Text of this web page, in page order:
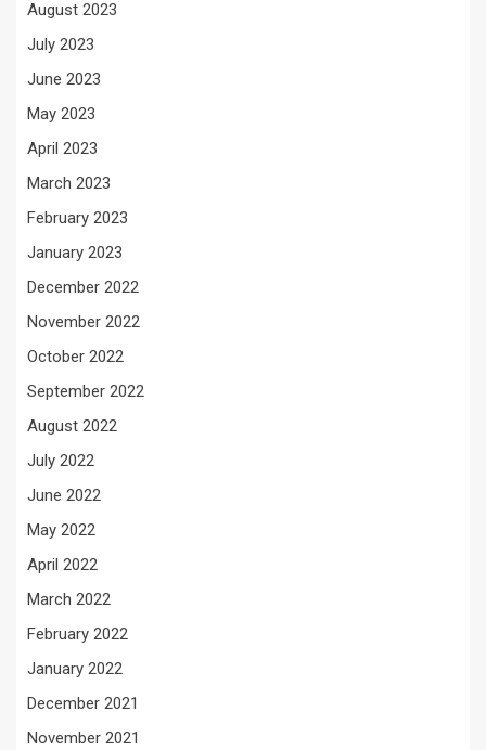
August 2023
July 2023
June 2023
May 2023
April 2023
March 2023
February 2023
January 2023
December 2022
November 2022
October 2022
September 2022
August 2022
July 2022
June 2022
May 2022
April 2022
March 2022
February 2022
January 2022
December 2021
November 2021